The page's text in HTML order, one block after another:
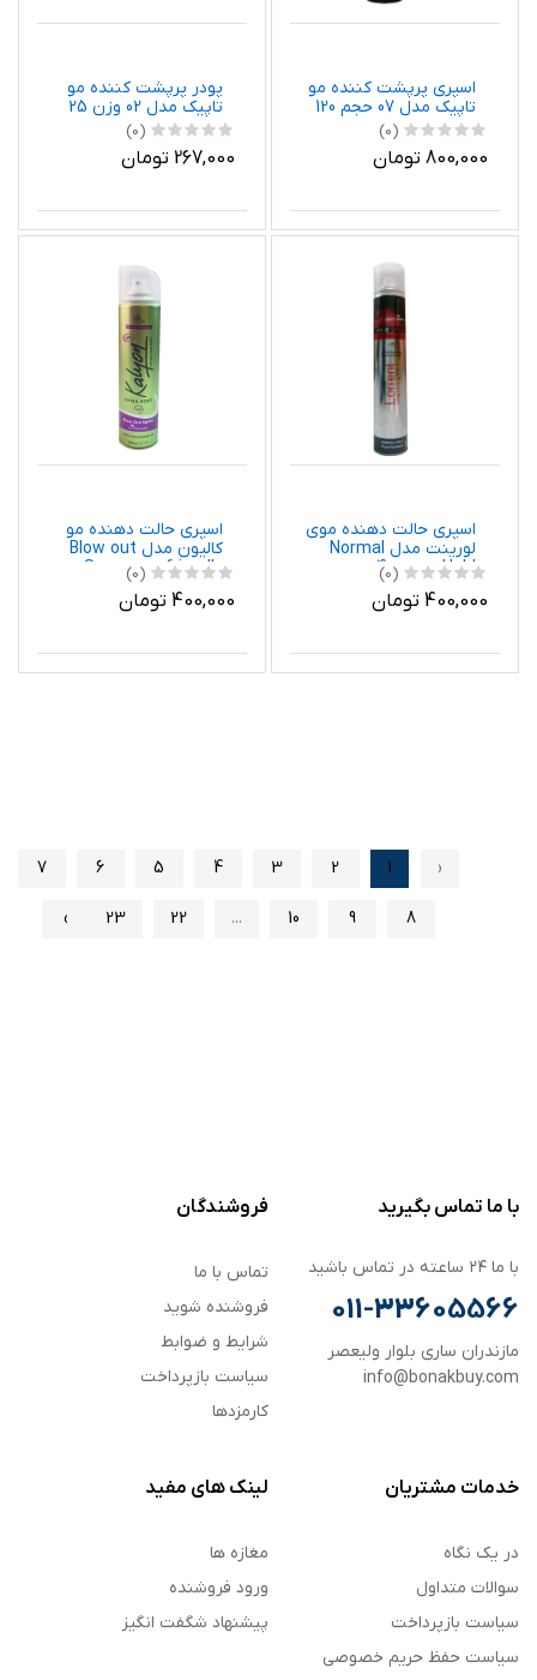
اسپری پرپشت کننده مو
تاپیک مدل 07 حجم 120
میلی لیتر رنگ بلوند
(0)
800,000 تومان
پودر پرپشت کننده مو
تاپیک مدل 02 وزن 25
گرم رنگ مشکی
(0)
267,000 تومان
اسپری حالت دهنده موی
لورینت مدل Normal
Hold حجم 400 میلی لیتر
(0)
400,000 تومان
اسپری حالت دهنده مو
کالیون مدل Blow out
Spray eco friendly
(0)
400,000 تومان
‹
1
2
3
4
5
6
7
8
9
10
...
22
23
›
با ما تماس بگیرید
با ما ۲۴ ساعته در تماس باشید
011-33605566
مازندران ساری بلوار ولیعصر
info@bonakbuy.com
فروشندگان
تماس با ما
فروشنده شوید
شرایط و ضوابط
سیاست بازپرداخت
کارمزدها
خدمات مشتریان
در یک نگاه
سوالات متداول
سیاست بازپرداخت
سیاست حفظ حریم خصوصی
لینک های مفید
مغازه ها
ورود فروشنده
پیشنهاد شگفت انگیز